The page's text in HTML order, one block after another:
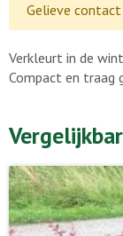
Gelieve
Verkleurt in de
Compact en traag